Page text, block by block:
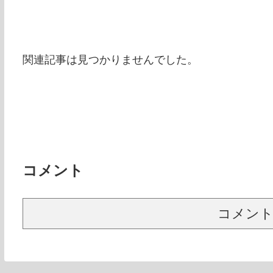
関連記事は見つかりませんでした。
コメント
コメン